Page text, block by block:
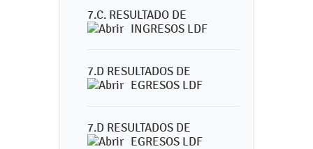
7.C. RESULTADO DE
INGRESOS LDF
7.D RESULTADOS DE
EGRESOS LDF
7.D RESULTADOS DE
EGRESOS LDF